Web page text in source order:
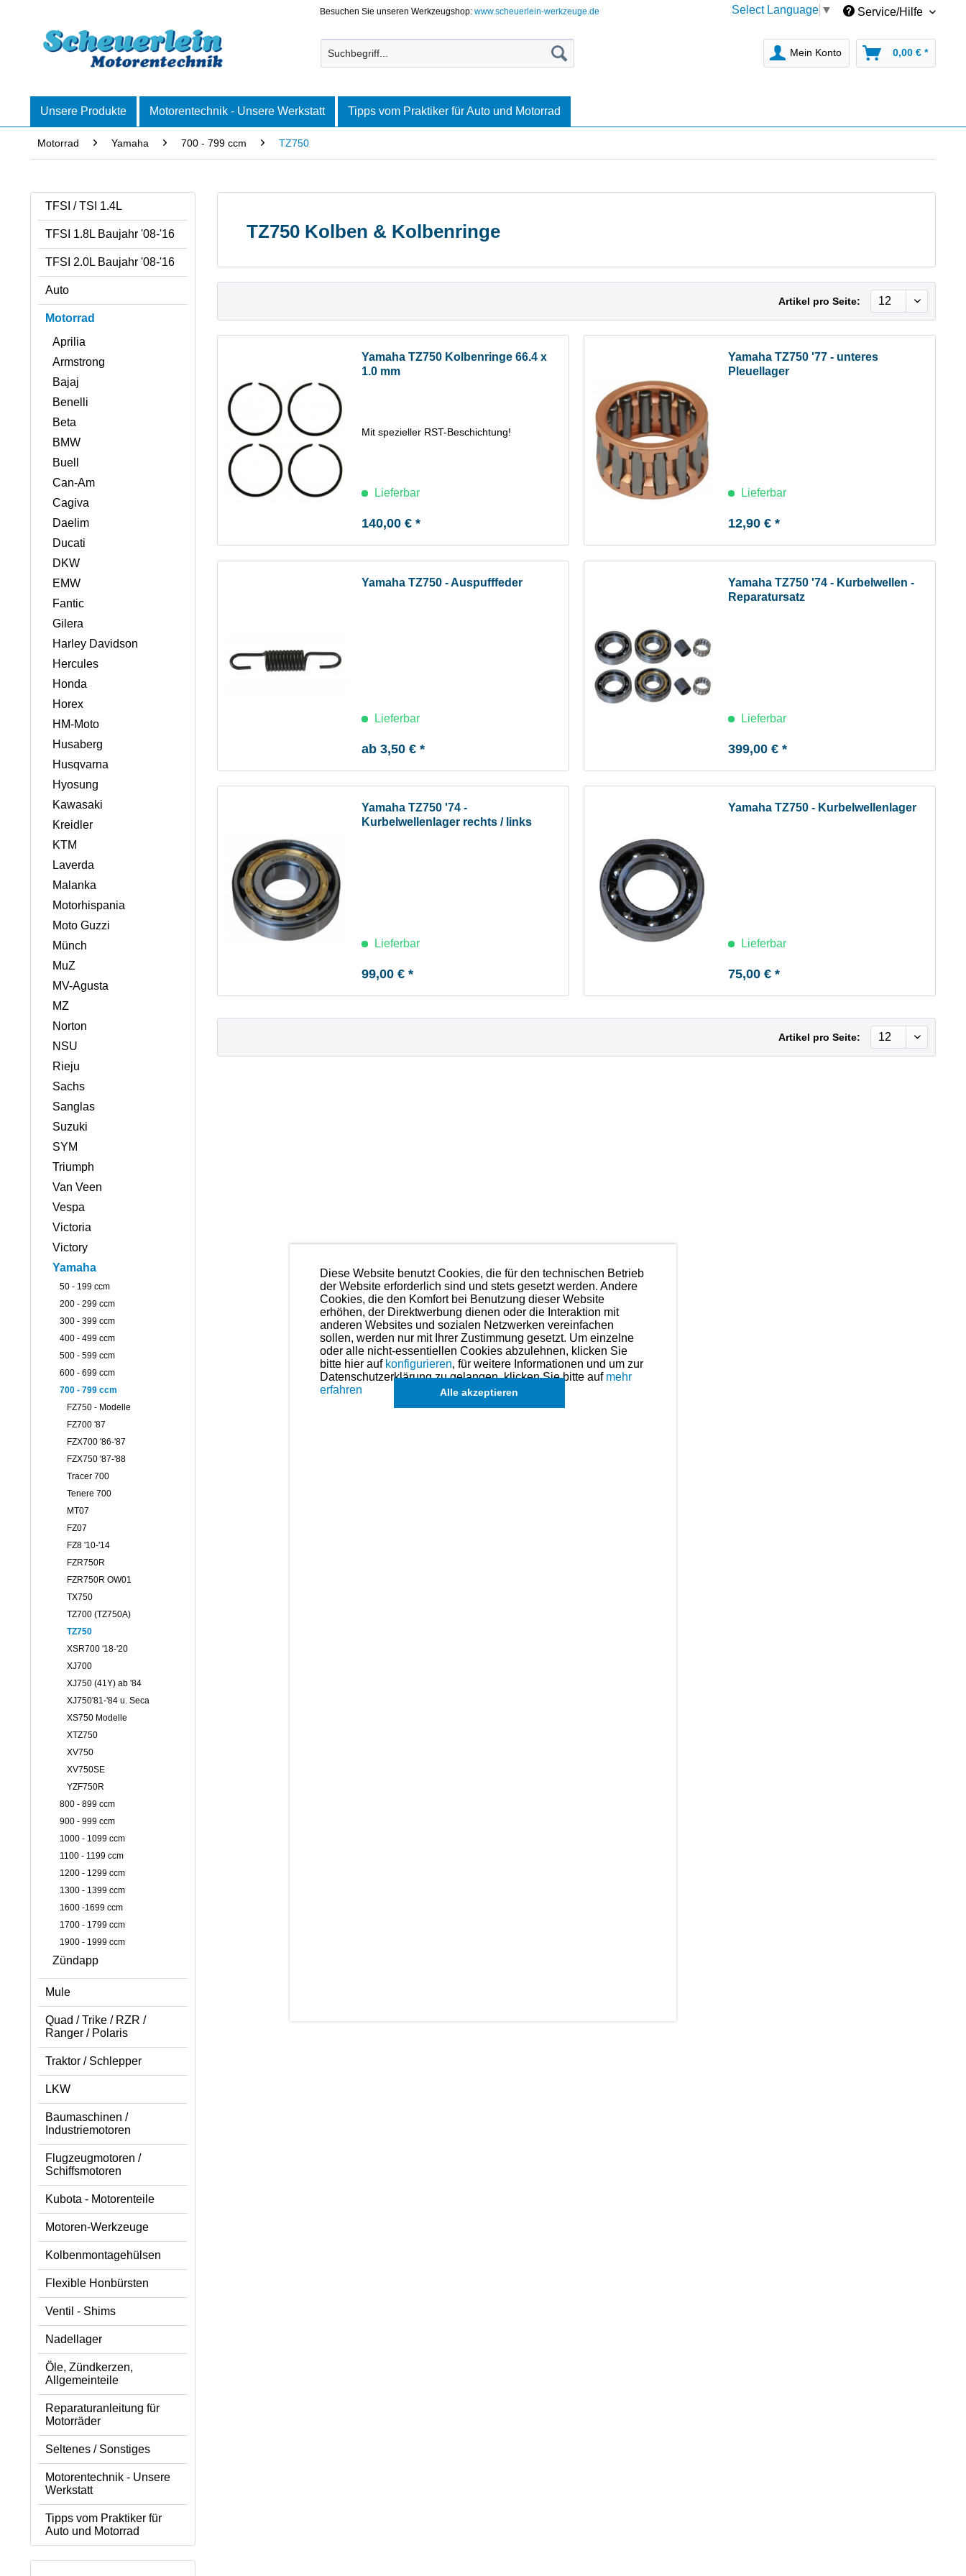
Besuchen Sie unseren Werkzeugshop:www.scheuerlein-werkzeuge.de Select Language ▼ Service/Hilfe
Mein Konto 0,00 € *
Unsere Produkte Motorentechnik - Unsere Werkstatt Tipps vom Praktiker für Auto und Motorrad
Motorrad Yamaha 700 - 799 ccm TZ750
TFSI / TSI 1.4L
TFSI 1.8L Baujahr '08-'16
TFSI 2.0L Baujahr '08-'16
Auto
Motorrad
Aprilia
Armstrong
Bajaj
Benelli
Beta
BMW
Buell
Can-Am
Cagiva
Daelim
Ducati
DKW
EMW
Fantic
Gilera
Harley Davidson
Hercules
Honda
Horex
HM-Moto
Husaberg
Husqvarna
Hyosung
Kawasaki
Kreidler
KTM
Laverda
Malanka
Motorhispania
Moto Guzzi
Münch
MuZ
MV-Agusta
MZ
Norton
NSU
Rieju
Sachs
Sanglas
Suzuki
SYM
Triumph
Van Veen
Vespa
Victoria
Victory
Yamaha
50 - 199 ccm
200 - 299 ccm
300 - 399 ccm
400 - 499 ccm
500 - 599 ccm
600 - 699 ccm
700 - 799 ccm
FZ750 - Modelle
FZ700 '87
FZX700 '86-'87
FZX750 '87-'88
Tracer 700
Tenere 700
MT07
FZ07
FZ8 '10-'14
FZR750R
FZR750R OW01
TX750
TZ700 (TZ750A)
TZ750
XSR700 '18-'20
XJ700
XJ750 (41Y) ab '84
XJ750'81-'84 u. Seca
XS750 Modelle
XTZ750
XV750
XV750SE
YZF750R
800 - 899 ccm
900 - 999 ccm
1000 - 1099 ccm
1100 - 1199 ccm
1200 - 1299 ccm
1300 - 1399 ccm
1600 -1699 ccm
1700 - 1799 ccm
1900 - 1999 ccm
Zündapp
Mule
Quad / Trike / RZR /
Ranger / Polaris
Traktor / Schlepper
LKW
Baumaschinen /
Industriemotoren
Flugzeugmotoren /
Schiffsmotoren
Kubota - Motorenteile
Motoren-Werkzeuge
Kolbenmontagehülsen
Flexible Honbürsten
Ventil - Shims
Nadellager
Öle, Zündkerzen,
Allgemeinteile
Reparaturanleitung für
Motorräder
Seltenes / Sonstiges
Motorentechnik - Unsere
Werkstatt
Tipps vom Praktiker für
Auto und Motorrad
TZ750 Kolben & Kolbenringe
Artikel pro Seite:
Yamaha TZ750 Kolbenringe 66.4 x
1.0 mm
Mit spezieller RST-Beschichtung!
Lieferbar
140,00 € *
Yamaha TZ750 '77 - unteres
Pleuellager
Lieferbar
12,90 € *
Yamaha TZ750 - Auspufffeder
Lieferbar
ab 3,50 € *
Yamaha TZ750 '74 - Kurbelwellen -
Reparatursatz
Lieferbar
399,00 € *
Yamaha TZ750 '74 -
Kurbelwellenlager rechts / links
Lieferbar
99,00 € *
Yamaha TZ750 - Kurbelwellenlager
Lieferbar
75,00 € *
Artikel pro Seite:
Diese Website benutzt Cookies, die für den technischen Betrieb
der Website erforderlich sind und stets gesetzt werden. Andere
Cookies, die den Komfort bei Benutzung dieser Website
erhöhen, der Direktwerbung dienen oder die Interaktion mit
anderen Websites und sozialen Netzwerken vereinfachen
sollen, werden nur mit Ihrer Zustimmung gesetzt. Um einzelne
oder alle nicht-essentiellen Cookies abzulehnen, klicken Sie
bitte hier auf konfigurieren, für weitere Informationen und um zur
Datenschutzerklärung zu gelangen, klicken Sie bitte auf mehr
erfahren
Alle akzeptieren